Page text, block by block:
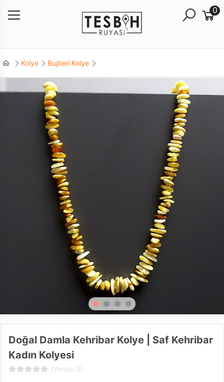
0
Kolye Bujiteri Kolye
Doğal Damla Kehribar Kolye | Saf Kehribar
Kadın Kolyesi
(Yorum 0)